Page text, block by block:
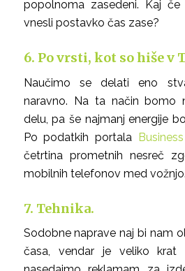
popolnoma zasedeni. Kaj
vnesli postavko čas zase?
6. Po vrsti, kot so hiše v
Naučimo se delati eno
naravno. Na ta način bomo
delu, pa še najmanj energije
Po podatkih portala
četrtina prometnih nesreč
mobilnih telefonov med
7. Tehnika.
Sodobne naprave naj bi nam
časa, vendar je veliko krat